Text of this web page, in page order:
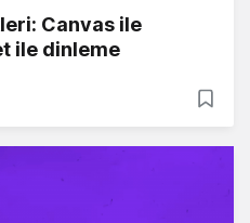
Canvas ile
ile dinleme